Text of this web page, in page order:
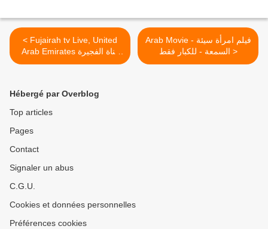
< Fujairah tv Live, United
Arab Emirates قناة الفجيرة
بث مباشر
Arab Movie - فيلم امرأة سيئة
السمعة - للكبار فقط >
Hébergé par Overblog
Top articles
Pages
Contact
Signaler un abus
C.G.U.
Cookies et données personnelles
Préférences cookies